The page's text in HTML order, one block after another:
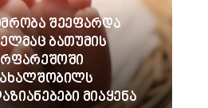
შეეფარდა
ბათუმის
მიაყენა